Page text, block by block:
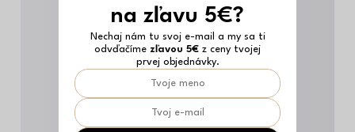
na zľavu 5€?
Nechaj nám tu svoj e-mail a my sa ti
odvďačíme zľavou 5€ z ceny tvojej
prvej objednávky.